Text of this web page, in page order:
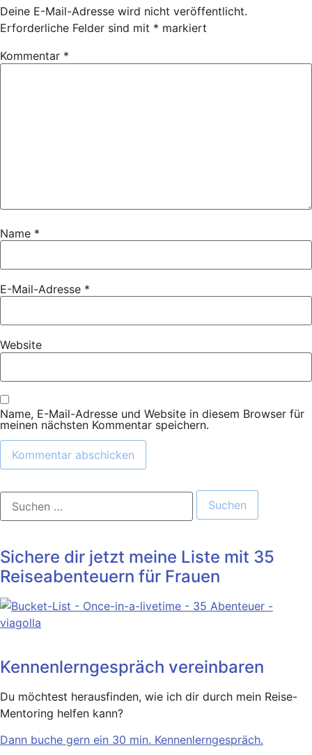
Deine E-Mail-Adresse wird nicht veröffentlicht.
Erforderliche Felder sind mit * markiert
Kommentar *
Name *
E-Mail-Adresse *
Website
Name, E-Mail-Adresse und Website in diesem Browser für
meinen nächsten Kommentar speichern.
Suchen
nach:
Sichere dir jetzt meine Liste mit 35
Reiseabenteuern für Frauen
Kennenlerngespräch vereinbaren
Du möchtest herausfinden, wie ich dir durch mein Reise-
Mentoring helfen kann?
Dann buche gern ein 30 min. Kennenlerngespräch.